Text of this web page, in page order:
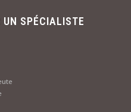
UN SPÉCIALISTE